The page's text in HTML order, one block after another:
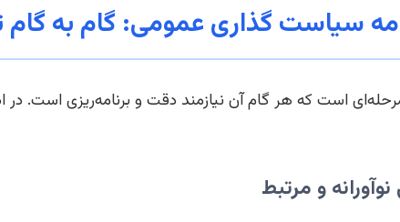
سیاست گذاری عمومی: گام به گام
است که هر گام آن نیازمند دقت و برنامه‌ریزی است. در